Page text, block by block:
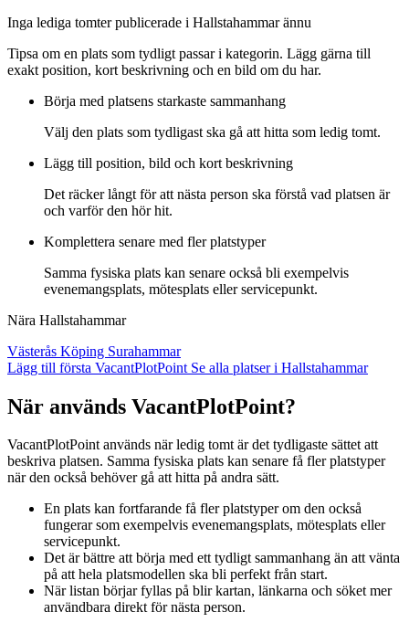
Inga lediga tomter publicerade i Hallstahammar ännu
Tipsa om en plats som tydligt passar i kategorin. Lägg gärna till
exakt position, kort beskrivning och en bild om du har.
Börja med platsens starkaste sammanhang
Välj den plats som tydligast ska gå att hitta som ledig tomt.
Lägg till position, bild och kort beskrivning
Det räcker långt för att nästa person ska förstå vad platsen är
och varför den hör hit.
Komplettera senare med fler platstyper
Samma fysiska plats kan senare också bli exempelvis
evenemangsplats, mötesplats eller servicepunkt.
Nära Hallstahammar
Västerås Köping Surahammar
Lägg till första VacantPlotPoint Se alla platser i Hallstahammar
När används VacantPlotPoint?
VacantPlotPoint används när ledig tomt är det tydligaste sättet att
beskriva platsen. Samma fysiska plats kan senare få fler platstyper
när den också behöver gå att hitta på andra sätt.
En plats kan fortfarande få fler platstyper om den också
fungerar som exempelvis evenemangsplats, mötesplats eller
servicepunkt.
Det är bättre att börja med ett tydligt sammanhang än att vänta
på att hela platsmodellen ska bli perfekt från start.
När listan börjar fyllas på blir kartan, länkarna och söket mer
användbara direkt för nästa person.